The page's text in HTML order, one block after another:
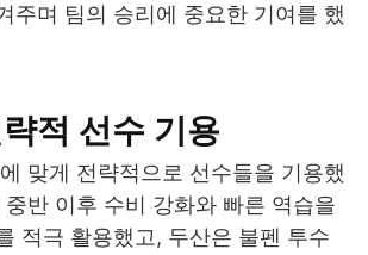
주며 팀의 승리에 중요한 기여를 했
적 선수 기용
맞게 전략적으로 선수들을 기용했
반 이후 수비 강화와 빠른 역습을
적극 활용했고, 두산은 불펜 투수